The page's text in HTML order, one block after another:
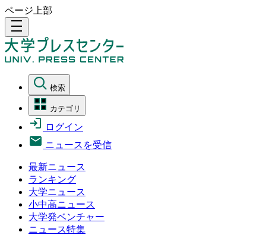
ページ上部
density_medium
検索
カテゴリ
ログイン
ニュースを受信
最新ニュース
ランキング
大学ニュース
小中高ニュース
大学発ベンチャー
ニュース特集